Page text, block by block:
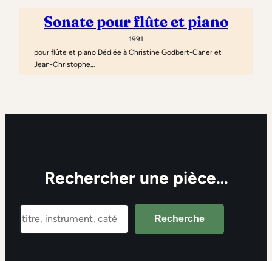
Sonate pour flûte et piano
1991
pour flûte et piano Dédiée à Christine Godbert-Caner et
Jean-Christophe…
Rechercher une pièce…
Recherche